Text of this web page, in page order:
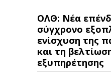
ΟΛΘ: Νέα
σύγχρονο
ενίσχυση της
και τη
εξυπηρέτησης